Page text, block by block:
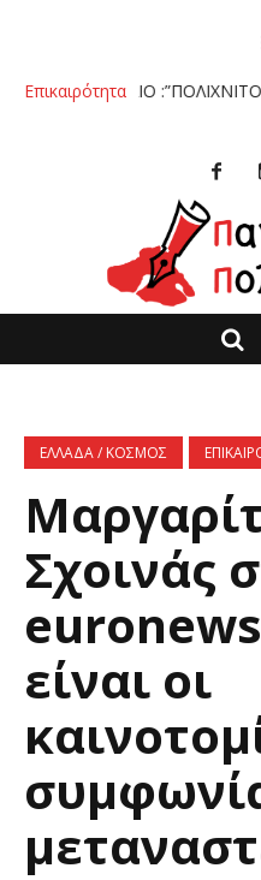
Επικαιρότητα
ΒΙΒΛΙΟ :”ΠΟΛΙΧΝΙΤΟΣ ΜΙΑ
ΕΛΛΑΔΑ / ΚΟΣΜΟΣ
Σχοινάς
είναι οι